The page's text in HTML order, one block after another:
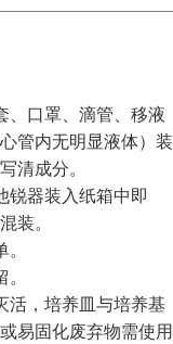
、口罩、滴管、移液
管内无明显液体）装
清成分。
锐器装入纸箱中即
装。
活，培养皿与培养基
易固化废弃物需使用